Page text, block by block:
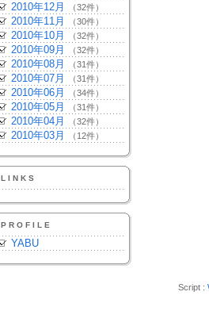
2010年12月 （32件）
2010年11月 （30件）
2010年10月 （32件）
2010年09月 （32件）
2010年08月 （31件）
2010年07月 （31件）
2010年06月 （34件）
2010年05月 （31件）
2010年04月 （32件）
2010年03月 （12件）
LINKS
PROFILE
YABU
Script :